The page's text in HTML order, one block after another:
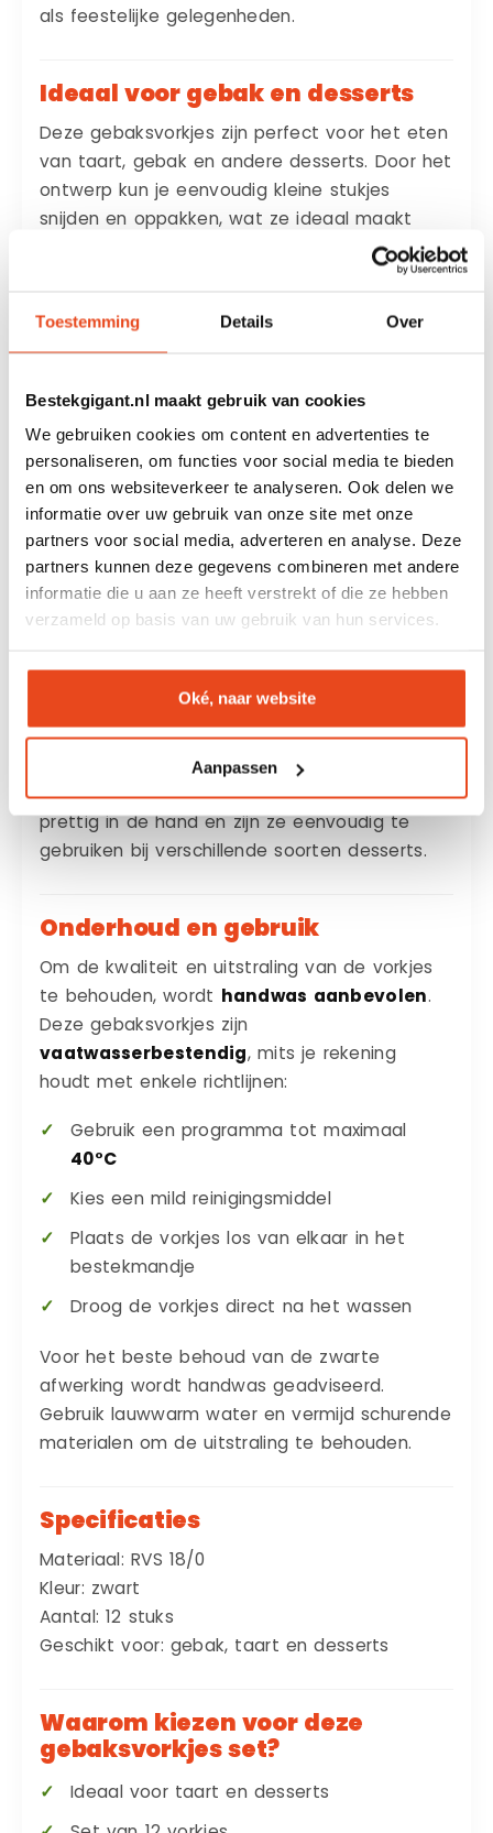
Toestemming Details Over
Bestekgigant.nl maakt gebruik van cookies
We gebruiken cookies om content en advertenties te
personaliseren, om functies voor social media te bieden
en om ons websiteverkeer te analyseren. Ook delen we
informatie over uw gebruik van onze site met onze
partners voor social media, adverteren en analyse. Deze
partners kunnen deze gegevens combineren met andere
informatie die u aan ze heeft verstrekt of die ze hebben
verzameld op basis van uw gebruik van hun services.
Oké, naar website
Aanpassen
als feestelijke gelegenheden.
Ideaal voor gebak en desserts
Deze gebaksvorkjes zijn perfect voor het eten
van taart, gebak en andere desserts. Door het
ontwerp kun je eenvoudig kleine stukjes
snijden en oppakken, wat ze ideaal maakt
gerechten. Hierdoor zijn ze een praktische
set van 12 zwart
, ideaal voor gezinnen, visite
of feestelijke momenten. Zo heb je altijd
voldoende vorkjes in huis wanneer je gasten
ontvangt.
Duurzaam en comfortabel
ontwerp
, wat zorgt voor stevigheid en een
lange levensduur. Het materiaal is geschikt
voor intensief dagelijks gebruik en behoudt zijn
nette uitstraling. Daarnaast liggen de vorkjes
prettig in de hand en zijn ze eenvoudig te
gebruiken bij verschillende soorten desserts.
Onderhoud en gebruik
Om de kwaliteit en uitstraling van de vorkjes
te behouden, wordt handwas aanbevolen.
Deze gebaksvorkjes zijn
vaatwasserbestendig, mits je rekening
houdt met enkele richtlijnen:
Gebruik een programma tot maximaal
40°C
Kies een mild reinigingsmiddel
Plaats de vorkjes los van elkaar in het
bestekmandje
Droog de vorkjes direct na het wassen
Voor het beste behoud van de zwarte
afwerking wordt handwas geadviseerd.
Gebruik lauwwarm water en vermijd schurende
materialen om de uitstraling te behouden.
Specificaties
Materiaal: RVS 18/0
Kleur: zwart
Aantal: 12 stuks
Geschikt voor: gebak, taart en desserts
Waarom kiezen voor deze
gebaksvorkjes set?
Ideaal voor taart en desserts